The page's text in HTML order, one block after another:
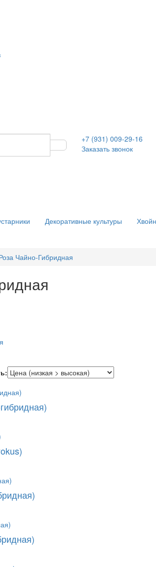
+7 (931) 009-29-16
Заказать звонок
Декоративные культуры
Чайно-Гибридная